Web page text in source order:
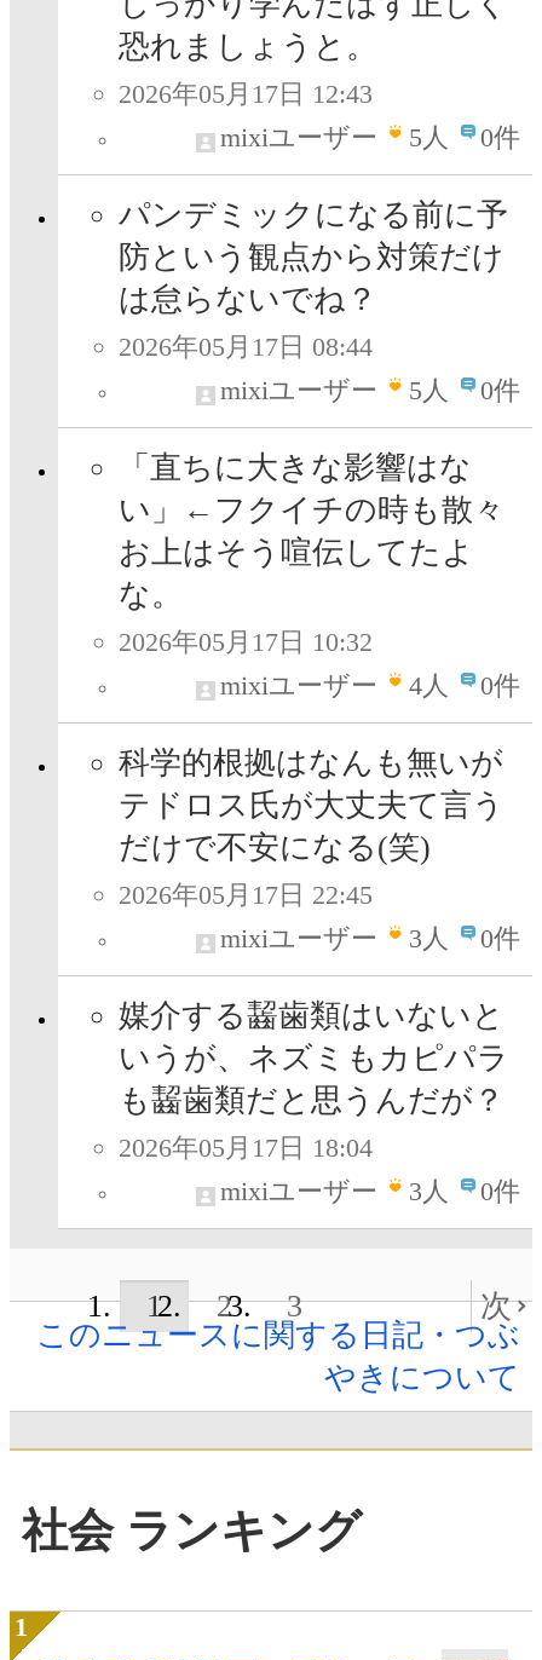
恐れましょうと。
2026年05月17日 12:43
mixiユーザー
5人 0件
パンデミックになる前に予
防という観点から対策だけ
は怠らないでね？
2026年05月17日 08:44
mixiユーザー
5人 0件
「直ちに大きな影響はな
い」←フクイチの時も散々
お上はそう喧伝してたよ
な。
2026年05月17日 10:32
mixiユーザー
4人 0件
科学的根拠はなんも無いが
テドロス氏が大丈夫て言う
だけで不安になる(笑)
2026年05月17日 22:45
mixiユーザー
3人 0件
媒介する齧歯類はいないと
いうが、ネズミもカピパラ
も齧歯類だと思うんだが？
2026年05月17日 18:04
mixiユーザー
3人 0件
1 2 3
次
このニュースに関する日記・つぶ
やきについて
社会 ランキング